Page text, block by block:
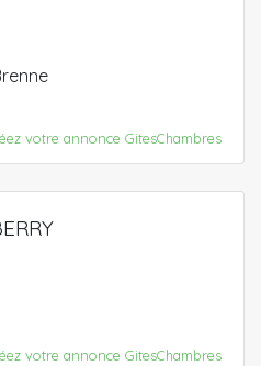
votre annonce GitesChambres
votre annonce GitesChambres